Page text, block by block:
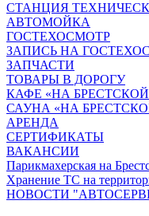
СТАНЦИЯ
АВТОМОЙКА
ГОСТЕХОСМОТР
ЗАПИСЬ НА
ЗАПЧАСТИ
ТОВАРЫ В ДОРОГУ
КАФЕ «НА
САУНА «НА
АРЕНДА
СЕРТИФИКАТЫ
ВАКАНСИИ
Парикмахерская на
Хранение ТС на
НОВОСТИ